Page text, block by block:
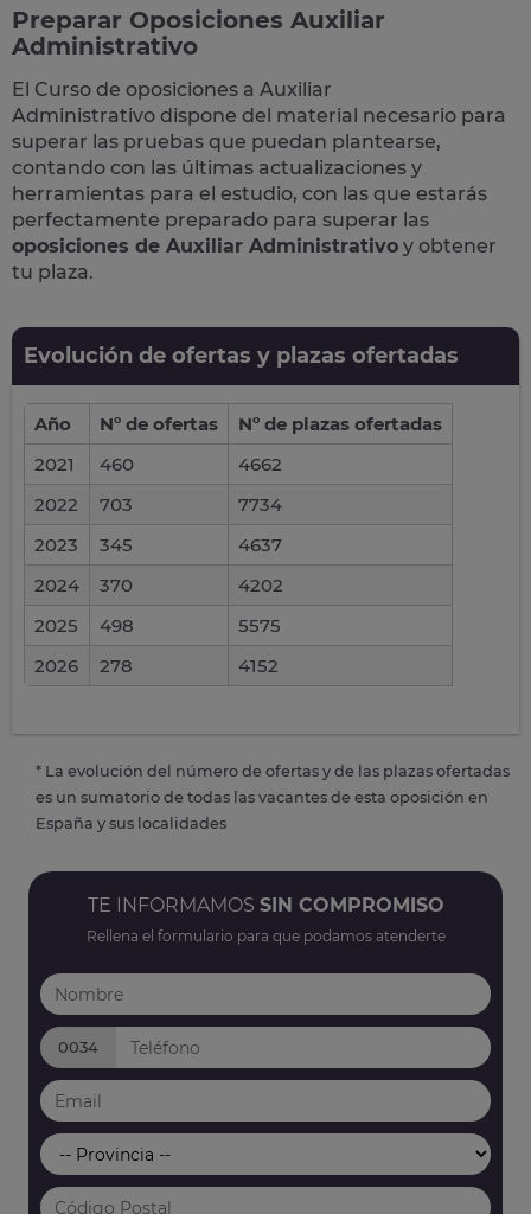
Preparar Oposiciones Auxiliar
Administrativo
El Curso de oposiciones a Auxiliar
Administrativo dispone del material necesario para
superar las pruebas que puedan plantearse,
contando con las últimas actualizaciones y
herramientas para el estudio, con las que estarás
perfectamente preparado para superar las
oposiciones de Auxiliar Administrativo y obtener
tu plaza.
Evolución de ofertas y plazas ofertadas
Año Nº de ofertas
Nº de plazas ofertadas
2021
460
4662
2022
703
7734
2023
345
4637
2024
370
4202
2025
498
5575
2026
278 4152
* La evolución del número de ofertas y de las plazas ofertadas
es un sumatorio de todas las vacantes de esta oposición en
España y sus localidades
TE INFORMAMOS SIN COMPROMISO
Rellena el formulario para que podamos atenderte
0034